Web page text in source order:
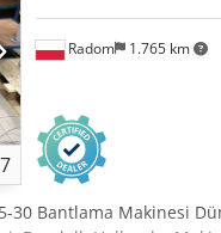
7
Radom 1.765 km
30 Bantlama Makinesi